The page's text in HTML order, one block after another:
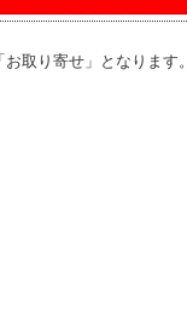
取り寄せ」となります。